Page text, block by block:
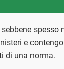
spesso
e
di una norma.